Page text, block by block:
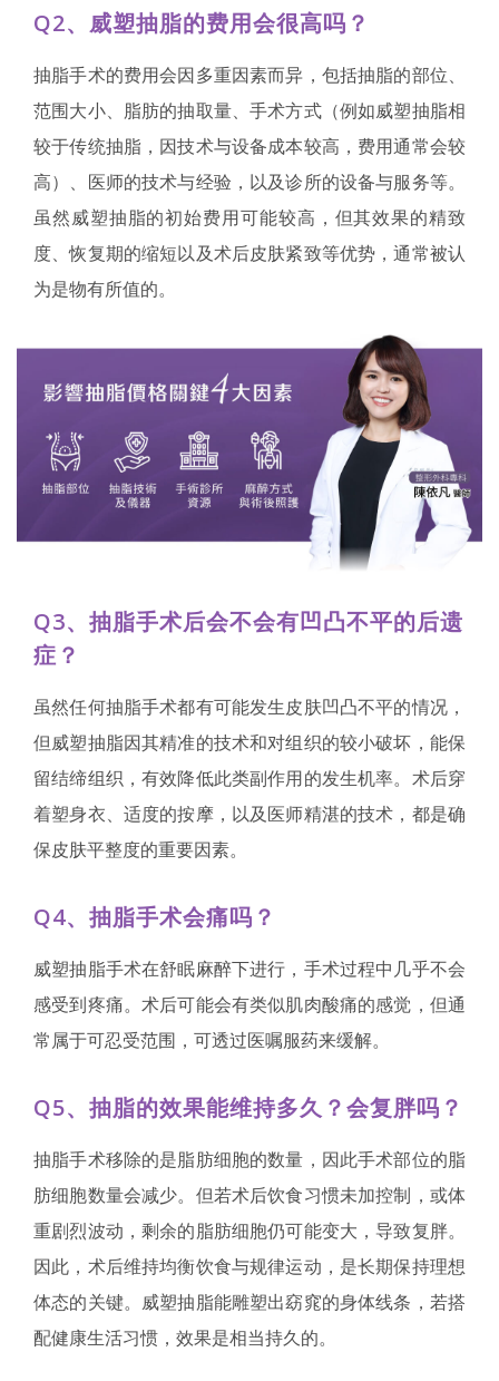
Q2、威塑抽脂的费用会很高吗？
抽脂手术的费用会因多重因素而异，包括抽脂的部位、
范围大小、脂肪的抽取量、手术方式（例如威塑抽脂相
较于传统抽脂，因技术与设备成本较高，费用通常会较
高）、医师的技术与经验，以及诊所的设备与服务等。
虽然威塑抽脂的初始费用可能较高，但其效果的精致
度、恢复期的缩短以及术后皮肤紧致等优势，通常被认
为是物有所值的。
Q3、抽脂手术后会不会有凹凸不平的后遗
症？
虽然任何抽脂手术都有可能发生皮肤凹凸不平的情况，
但威塑抽脂因其精准的技术和对组织的较小破坏，能保
留结缔组织，有效降低此类副作用的发生机率。术后穿
着塑身衣、适度的按摩，以及医师精湛的技术，都是确
保皮肤平整度的重要因素。
Q4、抽脂手术会痛吗？
威塑抽脂手术在舒眠麻醉下进行，手术过程中几乎不会
感受到疼痛。术后可能会有类似肌肉酸痛的感觉，但通
常属于可忍受范围，可透过医嘱服药来缓解。
Q5、抽脂的效果能维持多久？会复胖吗？
抽脂手术移除的是脂肪细胞的数量，因此手术部位的脂
肪细胞数量会减少。但若术后饮食习惯未加控制，或体
重剧烈波动，剩余的脂肪细胞仍可能变大，导致复胖。
因此，术后维持均衡饮食与规律运动，是长期保持理想
体态的关键。威塑抽脂能雕塑出窈窕的身体线条，若搭
配健康生活习惯，效果是相当持久的。